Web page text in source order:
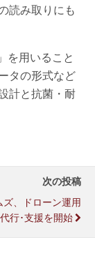
読み取りにも
を用いること
タの形式など
計と抗菌・耐
次の投稿
ズ、ドローン運用
行･支援を開始